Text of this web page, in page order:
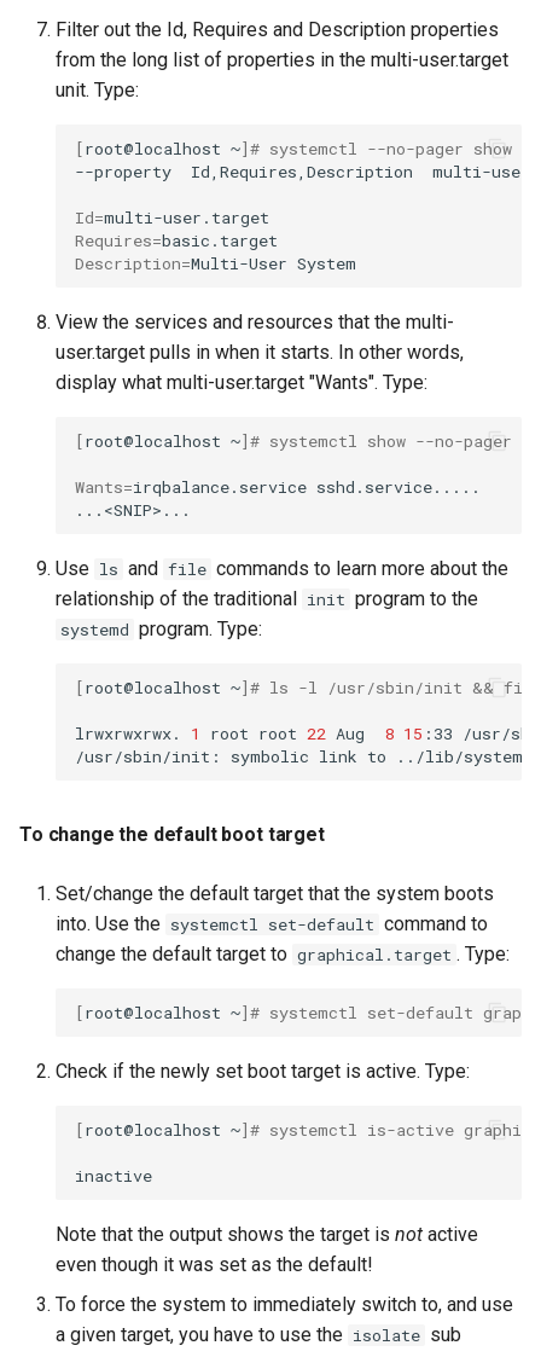
Filter out the Id, Requires and Description properties
from the long list of properties in the multi-user.target
unit. Type:
[root@localhost ~]# systemctl --no-pager show \
--property
Id,Requires,Description multi-
Id=
Requires=
Description=Multi-User
View the services and resources that the multi-
user.target pulls in when it starts. In other words,
display what multi-user.target "Wants". Type:
[root@localhost ~]# systemctl show --no-pager
Wants=irqbalance.service sshd.service.....
Use ls and file commands to learn more about the
relationship of the traditional init program to the
systemd program. Type:
[root@localhost ~]# ls -l /usr/sbin/init &&
lrwxrwxrwx. 1 root root 22 Aug 8 15 :33
/usr/
/usr/sbin/init:
symbolic link to
To change the default boot target
Set/change the default target that the system boots
into. Use the systemctl set-default command to
change the default target to graphical.target . Type:
[root@localhost ~]# systemctl set-default
Check if the newly set boot target is active. Type:
[root@localhost ~]# systemctl is-active
Note that the output shows the target is not active
even though it was set as the default!
To force the system to immediately switch to, and use
a given target, you have to use the isolate sub